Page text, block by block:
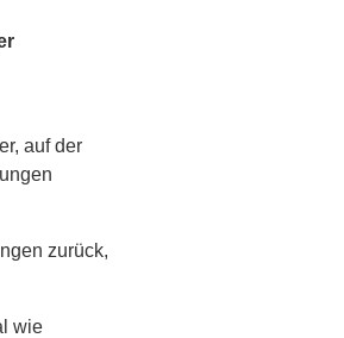
auf der
zurück,
wie